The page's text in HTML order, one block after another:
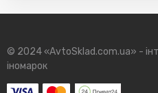
© 2024 «AvtoSklad.com.ua» -
іномарок